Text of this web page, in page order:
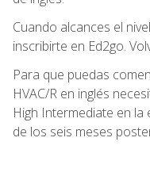
Cuando alcances el
inscribirte en Ed2go.
Para que puedas
HVAC/R en inglés
High Intermediate en
de los seis meses